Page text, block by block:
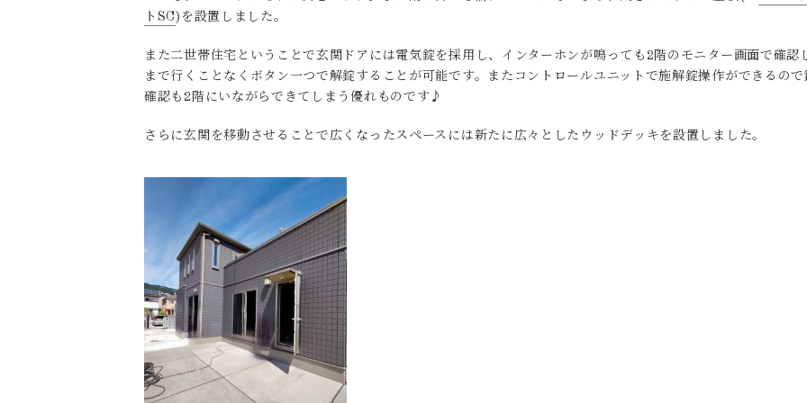
トSC )を設置しました。
また二世帯住宅ということで玄関ドアには電気錠を採用し、インターホンが鳴っても2階のモニター画面で確認
まで行くことなくボタン一つで解錠することが可能です。またコントロールユニットで施解錠操作ができるの
確認も2階にいながらできてしまう優れものです♪
さらに玄関を移動させることで広くなったスペースには新たに広々としたウッドデッキを設置しました。